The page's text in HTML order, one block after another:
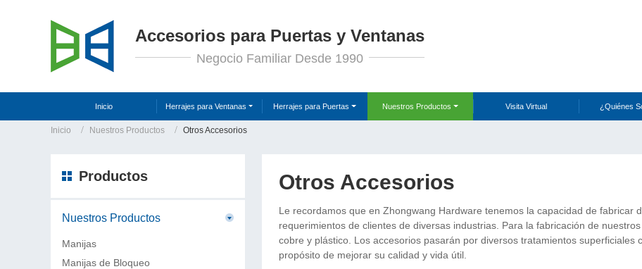
Accesorios para Puertas y Ventanas
Negocio Familiar Desde 1990
Inicio Herrajes para Ventanas Herrajes para Puertas Nuestros Productos Visita Virtual ¿Quiénes
Inicio Nuestros Productos Otros Accesorios
Otros Accesorios
Le recordamos que en Zhongwang Hardware tenemos la capacidad de fabricar
requerimientos de clientes de diversas industrias. Para la fabricación de
cobre y plástico. Los accesorios pasarán por diversos tratamientos
propósito de mejorar su calidad y vida útil.
Productos
Nuestros Productos
Manijas
Manijas de Bloqueo